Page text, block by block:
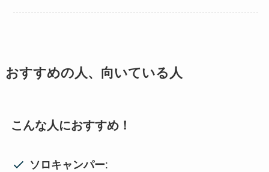
おすすめの人、向いている人
こんな人におすすめ！
ソロキャンパー: